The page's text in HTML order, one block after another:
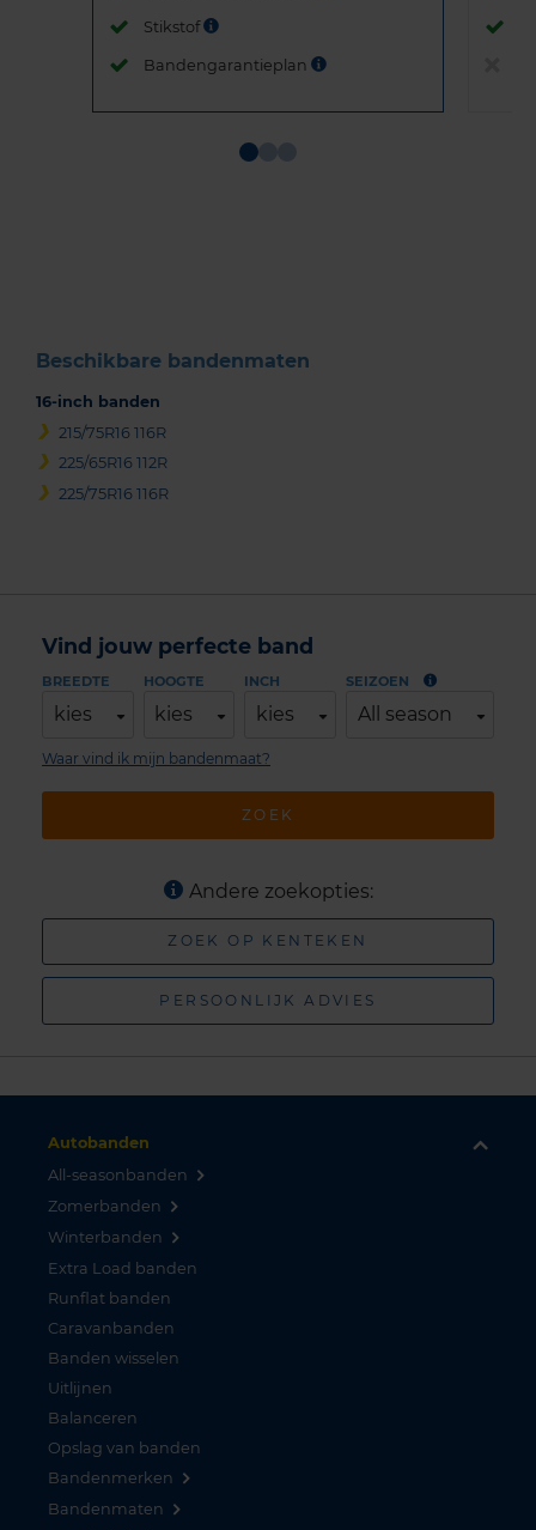
Stikstof
Bandengarantieplan
Beschikbare bandenmaten
16-inch banden
215/75R16 116R
225/65R16 112R
225/75R16 116R
Vind jouw perfecte band
BREEDTE
kies
HOOGTE
kies
INCH
kies
SEIZOEN
All season
ZOEK
Waar vind ik mijn bandenmaat?
Andere zoekopties:
ZOEK OP KENTEKEN
PERSOONLIJK ADVIES
Autobanden
All-seasonbanden
Zomerbanden
Winterbanden
Extra Load banden
Runflat banden
Caravanbanden
Banden wisselen
Uitlijnen
Balanceren
Opslag van banden
Bandenmerken
Bandenmaten